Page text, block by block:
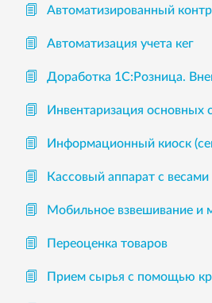
Автоматизированный
Автоматизация учета кег
Доработка 1С:Розница.
Инвентаризация основных
Информационный киоск
Кассовый аппарат с весами
Мобильное взвешивание и
Переоценка товаров
Прием сырья с помощью